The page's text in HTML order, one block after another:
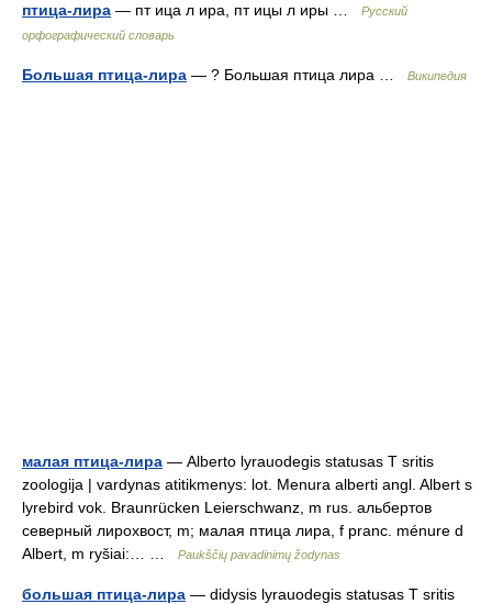
птица-лира — пт ица л ира, пт ицы л иры …
Русский
орфографический словарь
Большая птица-лира — ? Большая птица лира … Википедия
малая птица-лира — Alberto lyrauodegis statusas T sritis
zoologija | vardynas atitikmenys: lot. Menura alberti angl. Albert s
lyrebird vok. Braunrücken Leierschwanz, m rus. альбертов
северный лирохвост, m; малая птица лира, f pranc. ménure d
Albert, m ryšiai:… …
Paukščių pavadinimų žodynas
большая птица-лира — didysis lyrauodegis statusas T sritis